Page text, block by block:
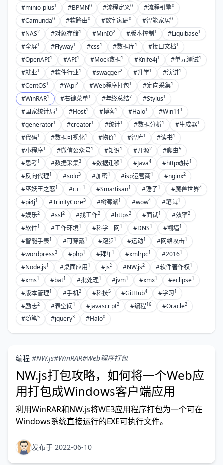
#minio-plus1 #BPMN0 #流程定义0 #流程引擎0
#Camunda0 #软路由0 #数字家庭0 #智能家居0
#NAS2 #对象存储1 #MinIO2 #版本控制1 #Liquibase1
#全屏1 #Flyway1 #css1 #数据库1 #接口文档1
#OpenAPI1 #API1 #Mock数据1 #Knife4j1 #单元测试1
#就业1 #软件行业1 #swagger2 #升学1 #演讲1
#CentOS1 #YApi2 #Web程序打包1 #定向采集1
#WinRAR1 #右键菜单1 #年终总结7 #Stylus1
#国家统计局1 #Host1 #博客1 #Halo1 #Win11 1
#generator1 #creator1 #统计1 #数据分析1 #生成器1
#代码1 #数据可视化1 #物价1 #智库1 #读书1
#小程序1 #微信公众号1 #知识1 #开源2 #爬虫5
#思考1 #数据采集3 #数据迁移1 #Java4 #http劫持1
#反向代理1 #solo3 #加密1 #isp运营商1 #nginx2
#巫妖王之怒1 #c++1 #Smartisan1 #锤子1 #魔兽世界4
#pi4j1 #TrinityCore3 #树莓派1 #wow4 #笔试1
#娱乐2 #ssl2 #找工作2 #https2 #面试1 #效率2
#软件1 #工作环境1 #科学上网1 #DNS1 #翻墙1
#智能手表1 #可穿戴1 #跑步1 #运动1 #网络攻击1
#wordpress3 #php1 #拜年1 #xmlrpc1 #20161
#Node.js1 #桌面应用1 #js2 #NW.js2 #软件著作权1
#xms1 #bat1 #批处理1 #jvm1 #xmx1 #eclipse1
#版本管理1 #手机2 #科技5 #GitHub4 #学习1
#励志2 #表空间1 #javascript2 #编程16 #Oracle2
#随笔5 #jquery3 #Halo0
编程 #NW.js#WinRAR#Web程序打包
NW.js打包攻略，如何将一个Web应
用打包成Windows客户端应用
利用WinRAR和NW.js将WEB应用程序打包为一个可在
Windows系统直接运行的EXE可执行文件。
发布于 2022-06-10